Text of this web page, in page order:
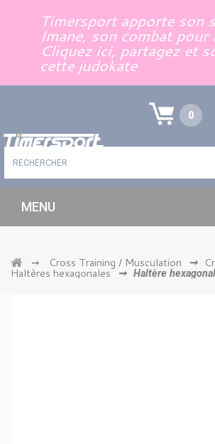
Timersport apporte son
Imane, son combat pour
Cliquez ici, partagez et
cette judokate
0
MENU
➞ Cross Training / Musculation ➞
Haltères hexagonales ➞ Haltère